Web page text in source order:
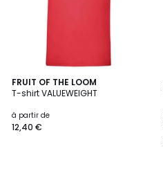
FRUIT OF THE LOOM
T-shirt VALUEWEIGHT
à partir de
12,40 €
24
Couleurs